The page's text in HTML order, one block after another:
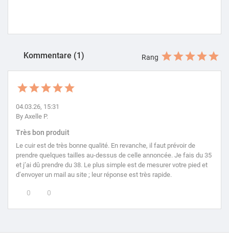
Kommentare (1) Rang
04.03.26, 15:31
By Axelle P.
Très bon produit
Le cuir est de très bonne qualité. En revanche, il faut prévoir de
prendre quelques tailles au-dessus de celle annoncée. Je fais du 35
et j’ai dû prendre du 38. Le plus simple est de mesurer votre pied et
d’envoyer un mail au site ; leur réponse est très rapide.
0 0